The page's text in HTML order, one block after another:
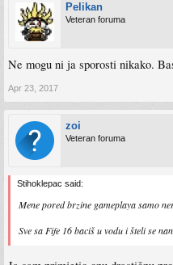
Pelikan
Veteran foruma
Ne mogu ni ja sporosti nikako.
Apr 23, 2017
zoi
Veteran foruma
Stihoklepac said:
Mene pored brzine gameplaya samo
Sve sa Fife 16 baciš u vodu i šteli se